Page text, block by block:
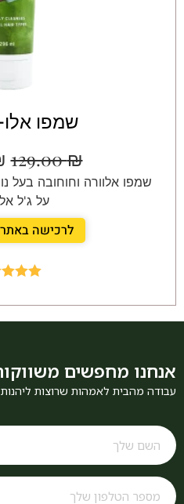
שמפו
129.00₪
שמפו אלוורה וחוחובה
על ג'ל
לרכישה באתר FOREVER
אנחנו מחפשים
עבודה מהבית לאמהות שרוצות